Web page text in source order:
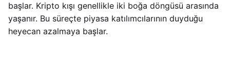
başlar. Kripto kışı genellikle iki boğa döngüsü arasında
yaşanır. Bu süreçte piyasa katılımcılarının duyduğu
heyecan azalmaya başlar.